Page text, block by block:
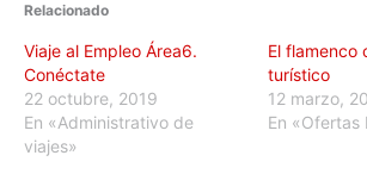
Relacionado
Viaje al Empleo Área6.
Conéctate
22 octubre, 2019
En «Administrativo de
viajes»
El flamenco
turístico
12 marzo,
En «Ofertas